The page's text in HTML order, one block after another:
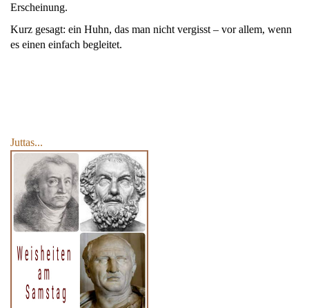
Erscheinung.
Kurz gesagt: ein Huhn, das man nicht vergisst – vor allem, wenn
es einen einfach begleitet.
Juttas...